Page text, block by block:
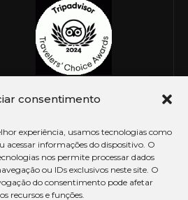
consentimento
experiência, usamos tecnologias como
acessar informações do dispositivo. O
nos permite processar dados
ou IDs exclusivos neste site. O
do consentimento pode afetar
recursos e funções.
Le Canton. Todos os direitos